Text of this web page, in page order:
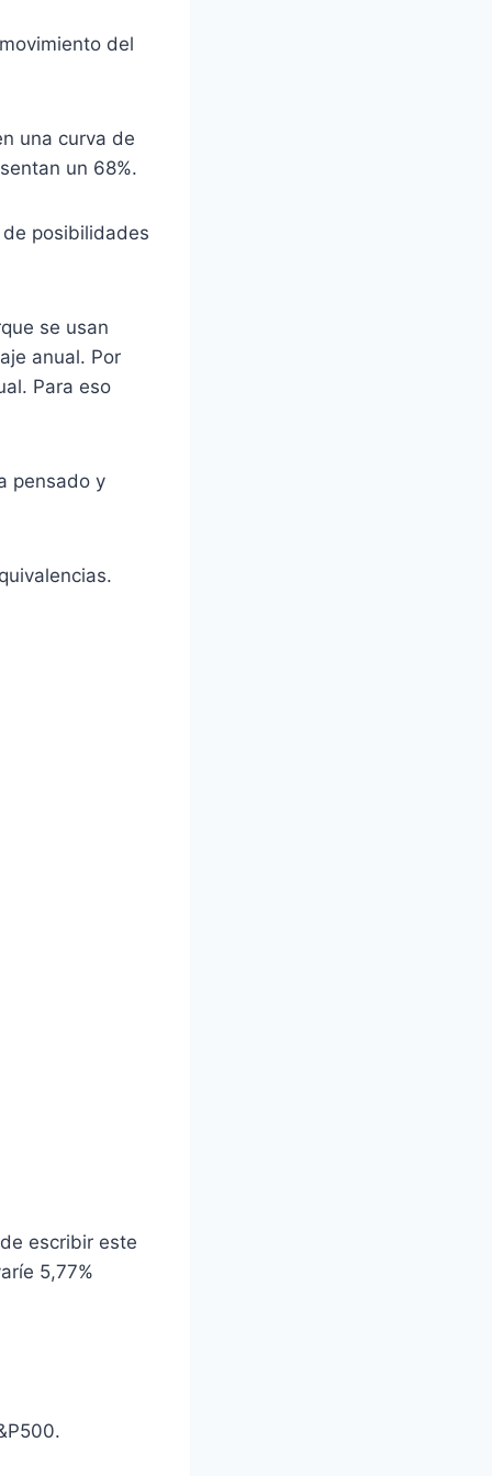
del
una curva de
un 68%.
de posibilidades
se usan
anual. Por
Para eso
pensado y
escribir este
5,77%